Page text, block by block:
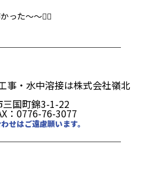
った〜〜
事・水中溶接は株式会社嶺北
国町錦3-1-22
：0776-76-3077
せはご遠慮願います。